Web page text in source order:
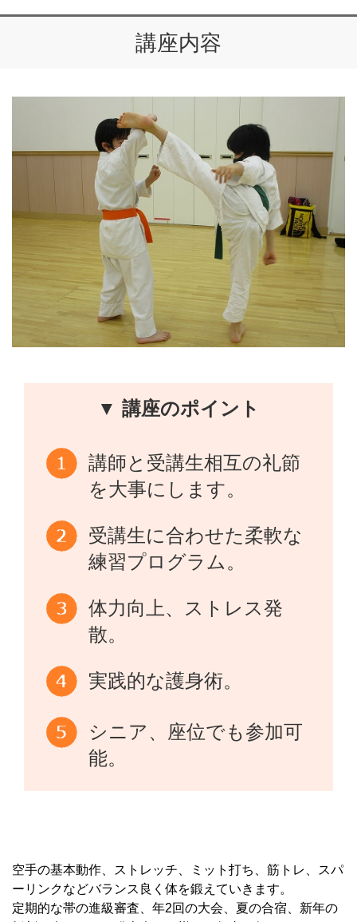
講座内容
▼ 講座のポイント
講師と受講生相互の礼節
を大事にします。
受講生に合わせた柔軟な
練習プログラム。
体力向上、ストレス発
散。
実践的な護身術。
シニア、座位でも参加可
能。
空手の基本動作、ストレッチ、ミット打ち、筋トレ、スパ
ーリンクなどバランス良く体を鍛えていきます。
定期的な帯の進級審査、年2回の大会、夏の合宿、新年の